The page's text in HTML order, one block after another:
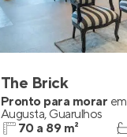
The Brick
Pronto para morar em
Augusta, Guarulhos
70 a 89 m²